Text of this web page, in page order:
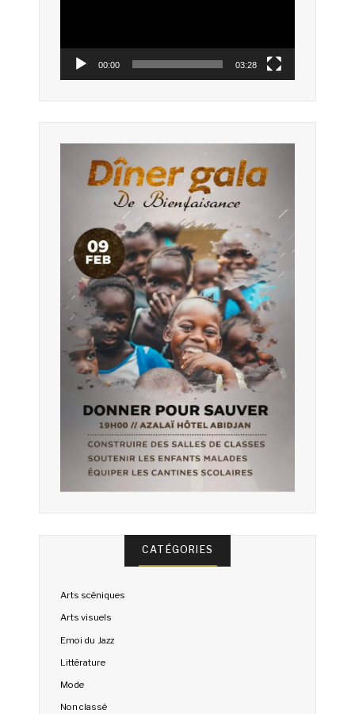
00:00 03:28
CATÉGORIES
Arts scéniques
Arts visuels
Emoi du Jazz
Littérature
Mode
Non classé